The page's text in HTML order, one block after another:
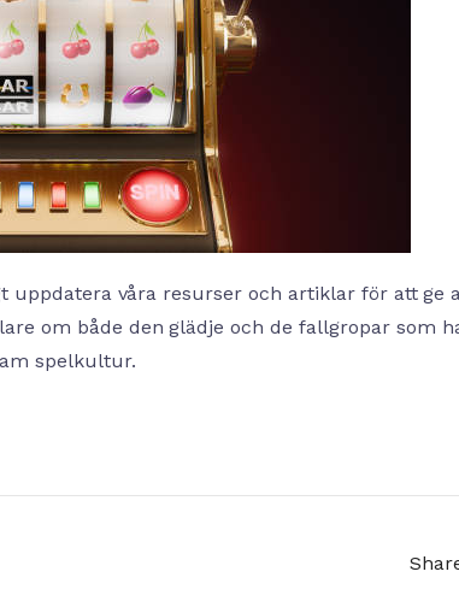
uppdatera våra resurser och artiklar för att ge
om både den glädje och de fallgropar som
spelkultur.